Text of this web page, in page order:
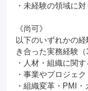
・未経験の領域に
《尚可》
以下のいずれかの
き合った実務経験（
・人材・組織に関
・事業やプロジェ
・組織変革・PMI